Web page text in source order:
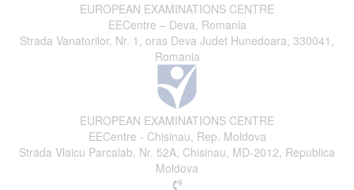
EUROPEAN EXAMINATIONS CENTRE
EECentre – Deva, Romania
Strada Vanatorilor, Nr. 1, oras Deva Judet Hunedoara, 330041,
Romania
EUROPEAN EXAMINATIONS CENTRE
EECentre - Chisinau, Rep. Moldova
Strada Vlaicu Parcalab, Nr. 52A, Chisinau, MD-2012, Republica
Moldova